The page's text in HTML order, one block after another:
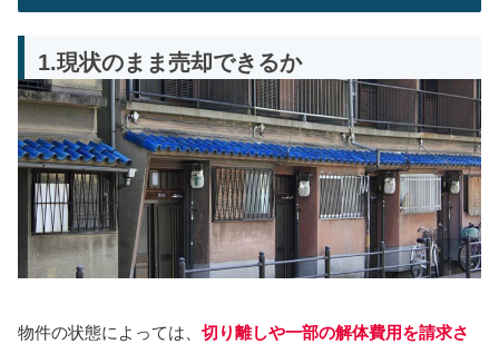
1.現状のまま売却できるか
物件の状態によっては、 切り離しや一部の解体費用を請求さ